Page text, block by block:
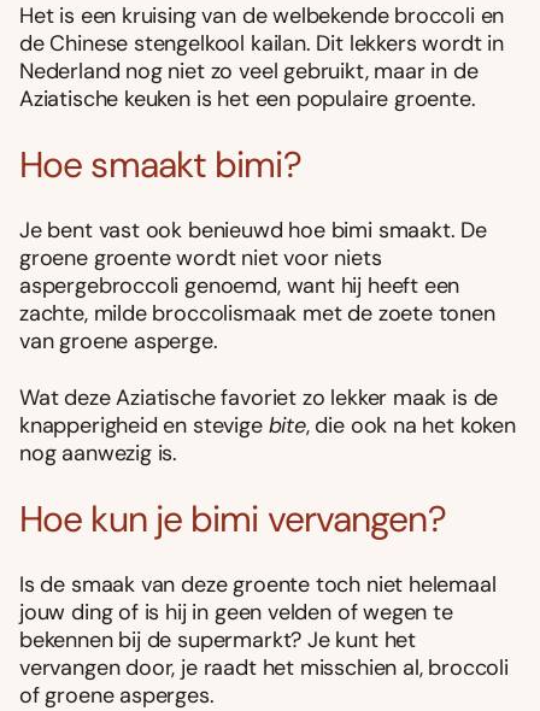
Het is een kruising van de welbekende broccoli en
de Chinese stengelkool kailan. Dit lekkers wordt in
Nederland nog niet zo veel gebruikt, maar in de
Aziatische keuken is het een populaire groente.
Hoe smaakt bimi?
Je bent vast ook benieuwd hoe bimi smaakt. De
groene groente wordt niet voor niets
aspergebroccoli genoemd, want hij heeft een
zachte, milde broccolismaak met de zoete tonen
van groene asperge.
Wat deze Aziatische favoriet zo lekker maak is de
knapperigheid en stevige bite, die ook na het koken
nog aanwezig is.
Hoe kun je bimi vervangen?
Is de smaak van deze groente toch niet helemaal
jouw ding of is hij in geen velden of wegen te
bekennen bij de supermarkt? Je kunt het
vervangen door, je raadt het misschien al, broccoli
of groene asperges.